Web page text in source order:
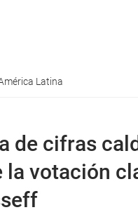
Latina
de cifras
la votación